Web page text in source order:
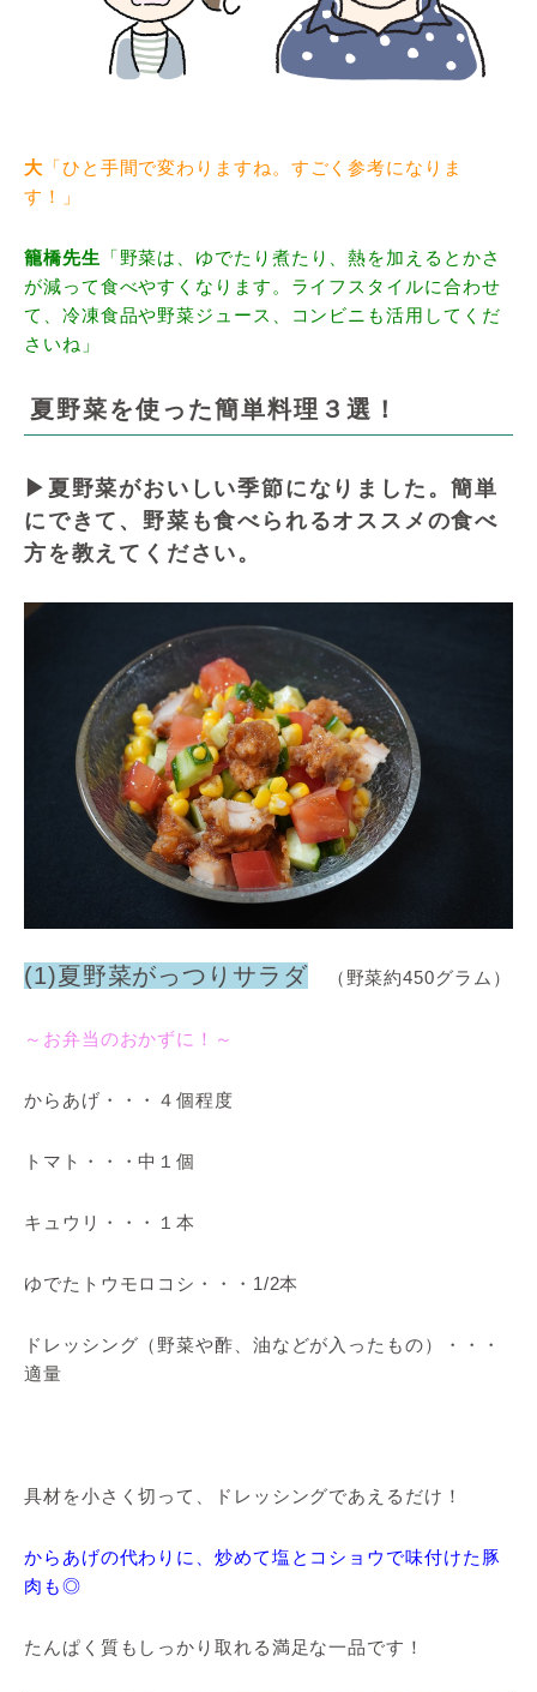
大 「ひと手間で変わりますね。すごく参考になりま
す！」
籠橋先生 「野菜は、ゆでたり煮たり、熱を加えるとかさ
が減って食べやすくなります。ライフスタイルに合わせ
て、冷凍食品や野菜ジュース、コンビニも活用してくだ
さいね」
夏野菜を使った簡単料理３選！
▶夏野菜がおいしい季節になりました。簡単
にできて、野菜も食べられるオススメの食べ
方を教えてください。
(1)夏野菜がっつりサラダ （野菜約450グラム）
～お弁当のおかずに！～
からあげ・・・４個程度
トマト・・・中１個
キュウリ・・・１本
ゆでたトウモロコシ・・・1/2本
ドレッシング（野菜や酢、油などが入ったもの）・・・
適量
具材を小さく切って、ドレッシングであえるだけ！
からあげの代わりに、炒めて塩とコショウで味付けた豚
肉も◎
たんぱく質もしっかり取れる満足な一品です！